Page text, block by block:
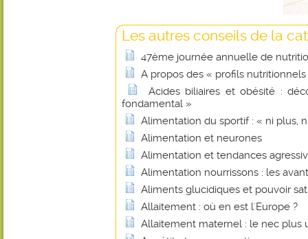
Les autres conseils de la
47ème journée annuelle de
A propos des « profils nutritionnels
Acides biliaires et obésité :
fondamental »
Alimentation du sportif : « ni plus,
Alimentation et neurones
Alimentation et tendances
Alimentation nourrissons : les
Aliments glucidiques et pouvoir
Allaitement : où en est l'Europe ?
Allaitement maternel : le nec plus